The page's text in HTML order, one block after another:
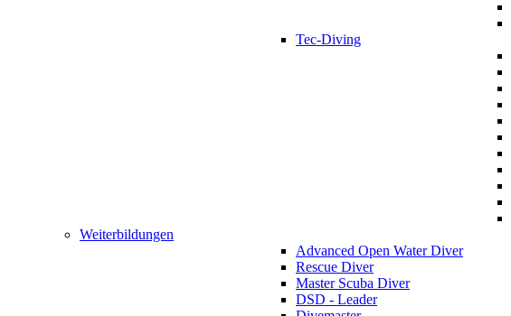
Tec-Diving
Weiterbildungen
Advanced Open Water Diver
Rescue Diver
Master Scuba Diver
DSD - Leader